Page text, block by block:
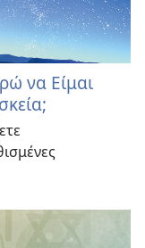
να Είμαι